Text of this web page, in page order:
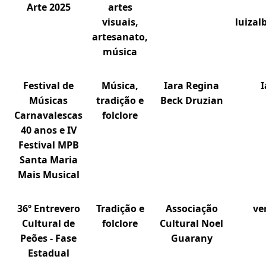
Arte 2025
artes
visuais,
artesanato,
música
Festival de
Músicas
Carnavalescas
40 anos e IV
Festival MPB
Santa Maria
Mais Musical
Música,
tradição e
folclore
Iara Regina
Beck Druzian
36º Entrevero
Cultural de
Peões - Fase
Estadual
Tradição e
folclore
Associação
Cultural Noel
Guarany